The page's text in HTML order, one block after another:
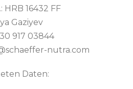
16432 FF
Gaziyev
917 03844
nutra.com
Daten: